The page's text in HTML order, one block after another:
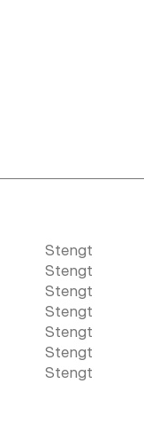
Stengt
Stengt
Stengt
Stengt
Stengt
Stengt
Stengt